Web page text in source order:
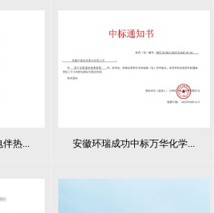
伴热... 安徽环瑞成功中标万华化学...